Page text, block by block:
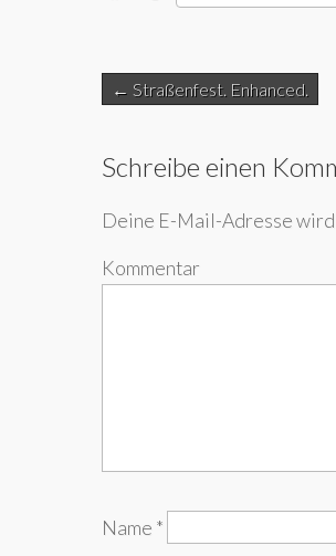
Post
navigation
← Straßenfest. Enhanced.
Schreibe einen
Deine E-Mail-Adresse
Kommentar
Name *